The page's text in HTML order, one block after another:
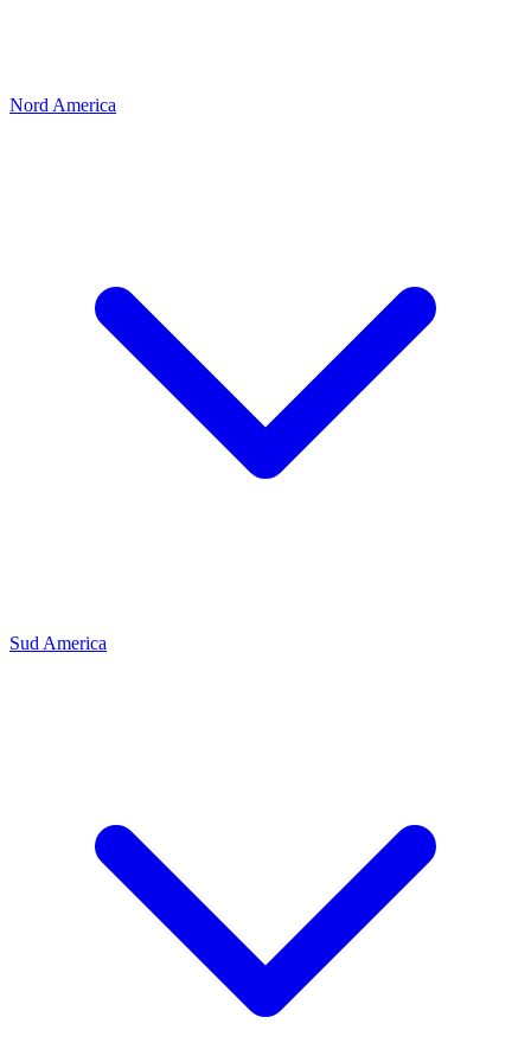
Nord America
Sud America